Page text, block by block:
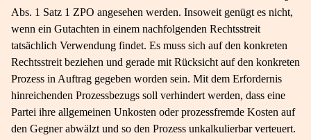
Abs. 1 Satz 1 ZPO angesehen werden. Insoweit genügt es nicht,
wenn ein Gutachten in einem nachfolgenden Rechtsstreit
tatsächlich Verwendung findet. Es muss sich auf den konkreten
Rechtsstreit beziehen und gerade mit Rücksicht auf den konkreten
Prozess in Auftrag gegeben worden sein. Mit dem Erfordernis
hinreichenden Prozessbezugs soll verhindert werden, dass eine
Partei ihre allgemeinen Unkosten oder prozessfremde Kosten auf
den Gegner abwälzt und so den Prozess unkalkulierbar verteuert.